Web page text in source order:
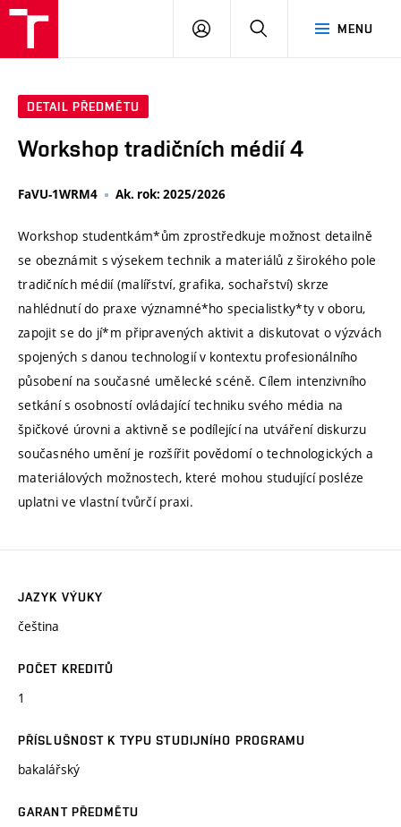
MENU
PŘIHLÁSIT
DETAIL PŘEDMĚTU
Workshop tradičních médií 4
FaVU-1WRM4 Ak. rok: 2025/2026
Workshop studentkám*ům zprostředkuje možnost detailně
se obeznámit s výsekem technik a materiálů z širokého pole
tradičních médií (malířství, grafika, sochařství) skrze
nahlédnutí do praxe významné*ho specialistky*ty v oboru,
zapojit se do jí*m připravených aktivit a diskutovat o výzvách
spojených s danou technologií v kontextu profesionálního
působení na současné umělecké scéně. Cílem intenzivního
setkání s osobností ovládající techniku svého média na
špičkové úrovni a aktivně se podílející na utváření diskurzu
současného umění je rozšířit povědomí o technologických a
materiálových možnostech, které mohou studující posléze
uplatni ve vlastní tvůrčí praxi.
JAZYK VÝUKY
čeština
POČET KREDITŮ
1
PŘÍSLUŠNOST K TYPU STUDIJNÍHO PROGRAMU
bakalářský
GARANT PŘEDMĚTU